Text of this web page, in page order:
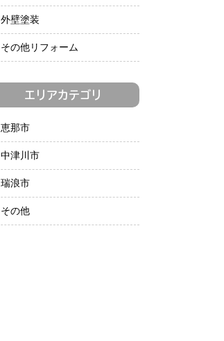
外壁塗装
その他リフォーム
エリアカテゴリ
恵那市
中津川市
瑞浪市
その他